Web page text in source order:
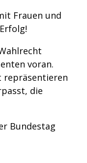
Frauen und
voran.
repräsentieren
die
Bundestag